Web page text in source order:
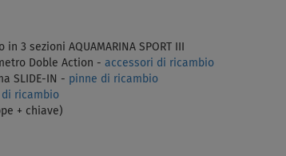
3 sezioni AQUAMARINA SPORT III
Doble Action - accessori di ricambio
SLIDE-IN - pinne di ricambio
ricambio
+ chiave)